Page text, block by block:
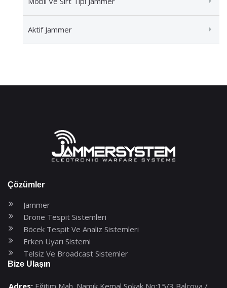
Aktif Jammer
Çözümler
Jammer
Drone Tespit Sistemleri
Böcek Tespit Ve Analiz Sistemleri
Erken Uyarı Sistemi
Telsiz Ve Broadcast Sistemler
Bize Ulaşın